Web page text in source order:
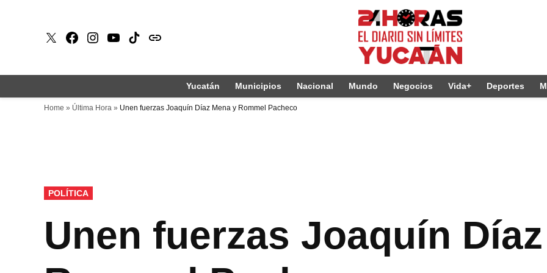
X Faceboook
Instagram
Youtube
Tiktokissuu
Yucatán Municipios Nacional Mundo Negocios Vida+ Deportes
Home » Última Hora » Unen fuerzas Joaquín Díaz Mena y Rommel Pacheco
PUBLICADO
EN
POLÍTICA
Unen fuerzas Joaquín